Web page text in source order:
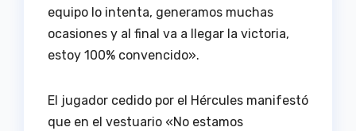
equipo lo intenta, generamos muchas
ocasiones y al final va a llegar la victoria,
estoy 100% convencido».
El jugador cedido por el Hércules manifestó
que en el vestuario «No estamos